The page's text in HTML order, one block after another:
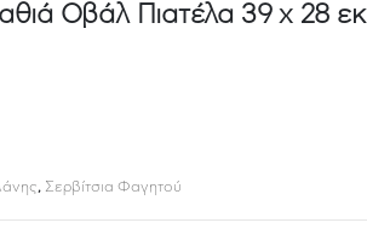
Οβάλ Πιατέλα 39 x 28 εκ
, Σερβίτσια Φαγητού